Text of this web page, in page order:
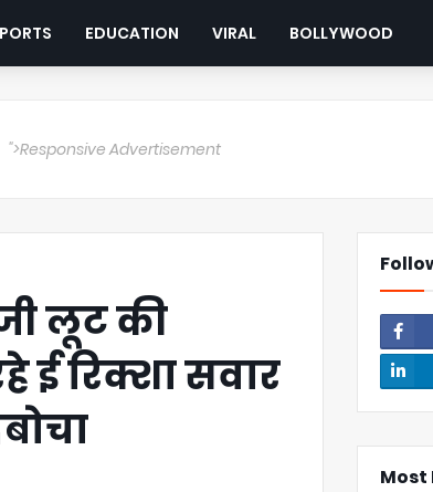
EDUCATION VIRAL BOLLYWOOD
">Responsive Advertisement
लूट की
ई रिक्शा सवार
Most